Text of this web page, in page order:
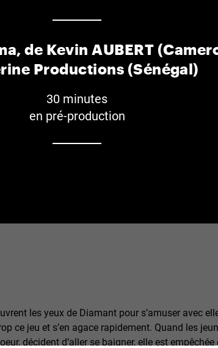
de Kevin AUBERT
Productions (Sénégal)
30 minutes
en pré-production
les yeux de Diamant pour s’amuser avec
ce jeu et s’en agace rapidement. Quand les
décident d’aller se baigner, elle est